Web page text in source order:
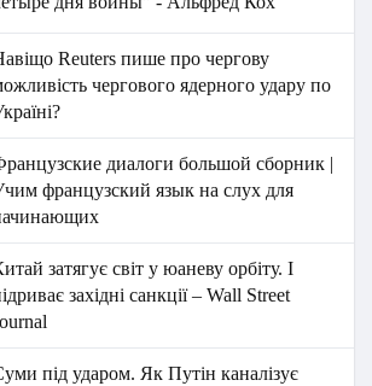
Reuters пише про чергову
чергового ядерного удару по
диалоги большой сборник |
французский язык на слух для
затягує світ у юаневу орбіту. І
західні санкції – Wall Street
під ударом. Як Путін каналізує